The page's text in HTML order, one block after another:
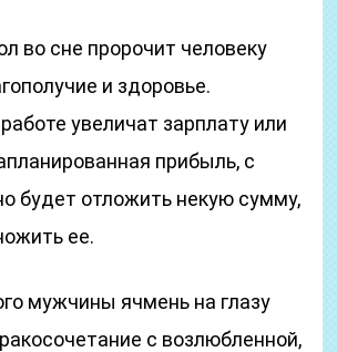
во сне пророчит человеку
и здоровье.
увеличат зарплату или
прибыль, с
будет отложить некую сумму,
ее.
мужчины ячмень на глазу
с возлюбленной,